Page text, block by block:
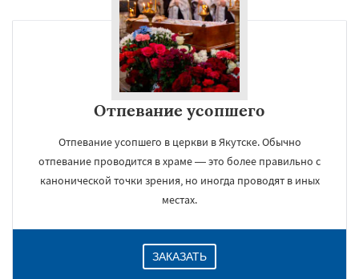
Отпевание усопшего
Отпевание усопшего в церкви в Якутске. Обычно
отпевание проводится в храме — это более правильно с
канонической точки зрения, но иногда проводят в иных
местах.
ЗАКАЗАТЬ